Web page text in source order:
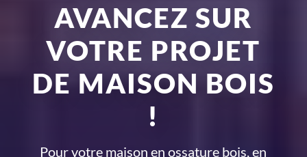
AVANCEZ SUR
VOTRE PROJET
DE MAISON BOIS
!
Pour votre maison en ossature bois, en